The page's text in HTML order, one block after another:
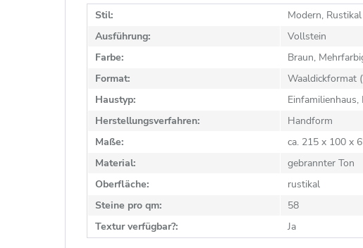
Stil:
Modern, Rustikal
Ausführung:
Vollstein
Farbe:
Braun,
Format:
Waaldickformat
Haustyp:
Einfamilienhaus,
Herstellungsverfahren:
Handform
Maße:
ca. 215 x 100 x
Material:
gebrannter Ton
Oberfläche:
rustikal
Steine pro qm:
58
Textur verfügbar?:
Ja